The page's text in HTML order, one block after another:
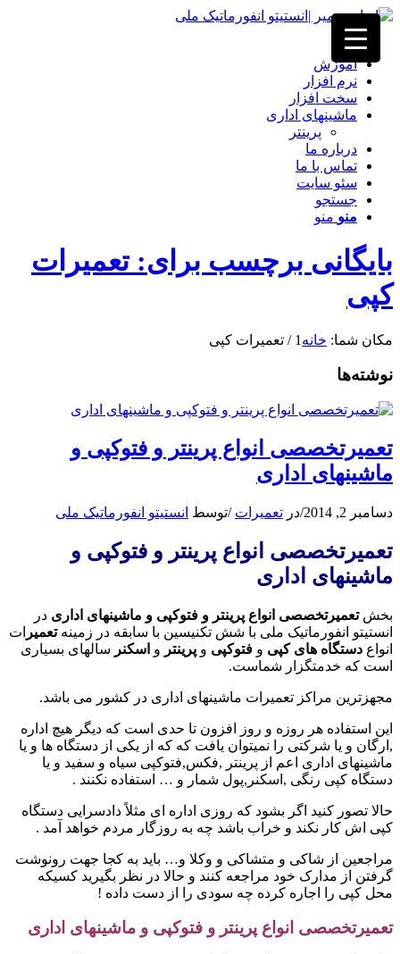
خانه
آموزش
نرم افزار
سخت افزار
ماشینهای اداری
پرینتر
درباره ما
تماس با ما
سئو سایت
جستجو
منو منو
بایگانی برچسب برای: تعمیرات
کپی
مکان شما: خانه 1
/ تعمیرات کپی
نوشته‌ها
تعمیرتخصصی انواع پرینتر و فتوکپی و
ماشینهای اداری
دسامبر 2, 2014 /در تعمیرات /توسط انستیتو انفورماتیک ملی
تعمیرتخصصی انواع پرینتر و فتوکپی و
ماشینهای اداری
بخشتعمیرتخصصی انواع پرینتر و فتوکپی و ماشینهای اداری در
انستیتو انفورماتیک ملی با شش تکنیسین با سابقه در زمینهتعمیر ات
انواع دستگاه های کپی و فتوکپی و پرینتر و اسکنر سالهای بسیاری
است که خدمتگزار شماست.
مجهزترین مراکز تعمیرات ماشینهای اداری در کشور می باشد.
این استفاده هر روزه و روز افزون تا حدی است که دیگر هیچ اداره
,ارگان و یا شرکتی را نمیتوان یافت که که از یکی از دستگاه ها و یا
ماشینهای اداری اعم از پرینتر ,فکس,فتوکپی سیاه و سفید و یا
دستگاه کپی رنگی ,اسکنر,پول شمار و … استفاده نکنند .
حالا تصور کنید اگر بشود که روزی اداره ای مثلاً دادسرایی دستگاه
کپی اش کار نکند و خراب باشد چه به روزگار مردم خواهد آمد .
مراجعین از شاکی و متشاکی و وکلا و… باید به کجا جهت رونوشت
گرفتن از مدارک خود مراجعه کنند و حالا در نظر بگیرید کسیکه
محل کپی را اجاره کرده چه سودی را از دست داده !
تعمیرتخصصی انواع پرینتر و فتوکپی و ماشینهای اداری